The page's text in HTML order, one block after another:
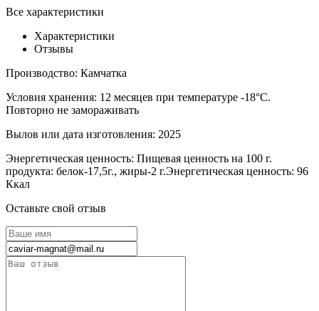
Все характеристики
Характеристики
Отзывы
Производство: Камчатка
Условия хранения: 12 месяцев при температуре -18°С.
Повторно не замораживать
Вылов или дата изготовления: 2025
Энергетическая ценность: Пищевая ценность на 100 г.
продукта: белок-17,5г., жиры-2 г.Энергетическая ценность: 96
Ккал
Оставьте свой отзыв